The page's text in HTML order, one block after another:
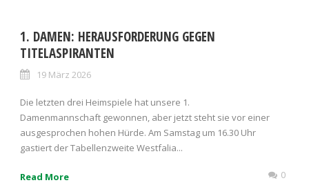
1. DAMEN: HERAUSFORDERUNG GEGEN
TITELASPIRANTEN
19 März 2026
Die letzten drei Heimspiele hat unsere 1.
Damenmannschaft gewonnen, aber jetzt steht sie vor einer
ausgesprochen hohen Hürde. Am Samstag um 16.30 Uhr
gastiert der Tabellenzweite Westfalia...
Read More 0